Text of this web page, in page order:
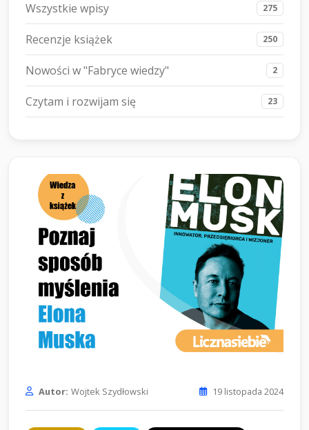
Wszystkie wpisy 275
Recenzje książek 250
Nowości w "Fabryce wiedzy" 2
Czytam i rozwijam się 23
Autor: Wojtek Szydłowski 19 listopada 2024